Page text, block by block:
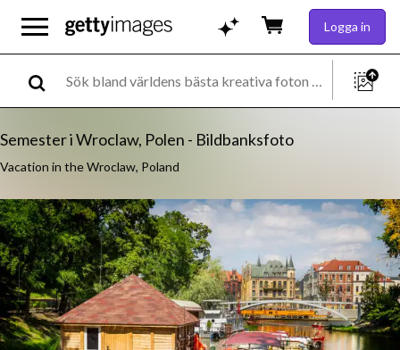
Logga in
Semester i Wroclaw, Polen - Bildbanksfoto
Vacation in the Wroclaw, Poland